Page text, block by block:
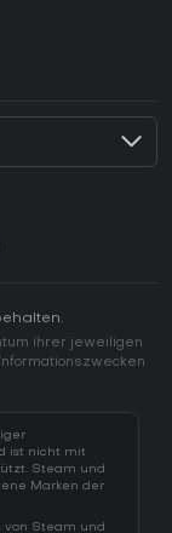
Key?
ihrer jeweiligen
ist nicht mit
Steam und
Marken der
von Steam und